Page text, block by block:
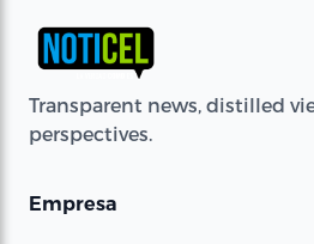
Transparent news, distilled
perspectives.
Empresa